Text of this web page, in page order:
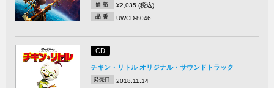
価 格 ¥2,035 (税込)
品 番 UWCD-8046
CD
チキン・リトル オリジナル・サウンドトラック
発売日 2018.11.14